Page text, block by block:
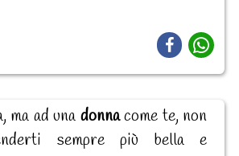
ma ad una donnacome te, non
sempre più bella e